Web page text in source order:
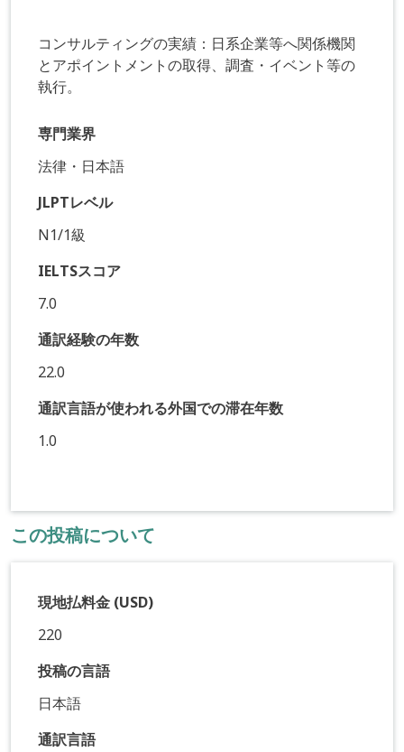
コンサルティングの実績：日系企業等へ関係機関
とアポイントメントの取得、調査・イベント等の
執行。
専門業界
法律・日本語
JLPTレベル
N1/1級
IELTSスコア
7.0
通訳経験の年数
22.0
通訳言語が使われる外国での滞在年数
1.0
この投稿について
現地払料金 (USD)
220
投稿の言語
日本語
通訳言語